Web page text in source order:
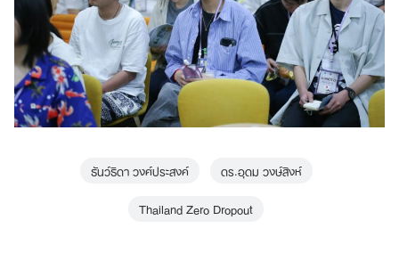
ธันว์ธิดา วงศ์ประสงค์
ดร.อุดม วงษ์สิงห์
Thailand Zero Dropout